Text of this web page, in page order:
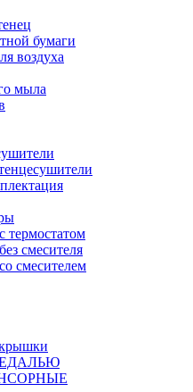
бумаги
воздуха
мыла
термостатом
смесителя
смесителем